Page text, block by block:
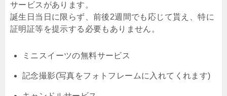
サービスがあります。
誕生日当日に限らず、前後2週間でも応じて貰え、特に
証明証等を提示する必要もありません。
ミニスイーツの無料サービス
記念撮影(写真をフォトフレームに入れてくれます)